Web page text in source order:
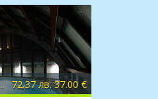
3*, Девин 72.37 лв. 37.00 €